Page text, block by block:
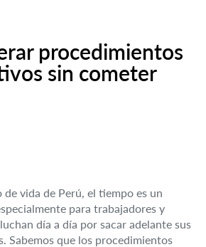
procedimientos
sin cometer
vida de Perú, el tiempo es un
para trabajadores y
día a día por sacar adelante sus
Sabemos que los procedimientos